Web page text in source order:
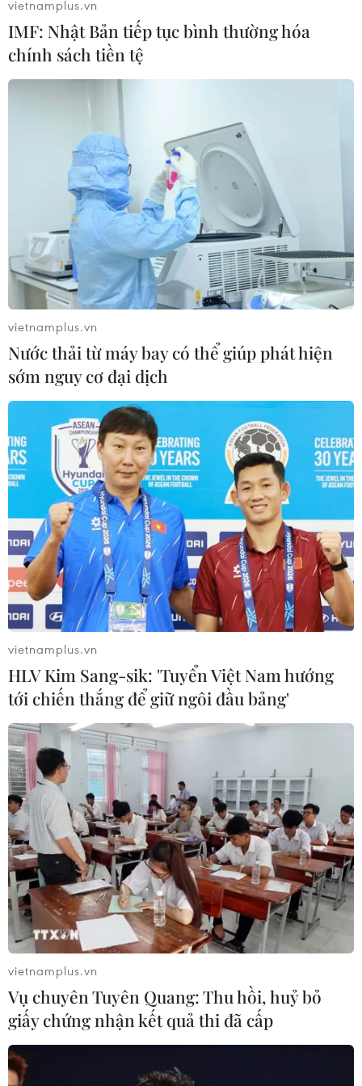
trận khai mạc World Cup 2026 thu hút trung bình
15,99 triệu khán giả, vượt xa mức 11,7 triệu người
theo dõi trận Mỹ gặp Wales tại World Cup 2022.
#World Cup 2026
#Cổ động viên Mỹ
#Người hâm mộ bóng đá
#WC 2026-bt
Theo dõi VietnamPlus
WORLD CUP 2026
Đình chỉ chức vụ một hiệu trưởng do liên quan
đường dây cá độ bóng đá
World Cup 2026 mang lại hơn 2,3 tỷ USD doanh
thu du lịch cho Mexico
World Cup 2026 đóng góp khoảng 20 tỷ USD
cho kinh tế Mỹ
Messi trở lại quê hương sau kỳ World Cup nhiều
cảm xúc
World Cup 2026: Tây Ban Nha phát hành tem
kỷ niệm
TIN LIÊN QUAN
vietnamplus.vn
IMF: Nhật Bản tiếp tục bình thường hóa
chính sách tiền tệ
vietnamplus.vn
Nước thải từ máy bay có thể giúp phát hiện
sớm nguy cơ đại dịch
vietnamplus.vn
HLV Kim Sang-sik: 'Tuyển Việt Nam hướng
tới chiến thắng để giữ ngôi đầu bảng'
vietnamplus.vn
Vụ chuyên Tuyên Quang: Thu hồi, huỷ bỏ
giấy chứng nhận kết quả thi đã cấp